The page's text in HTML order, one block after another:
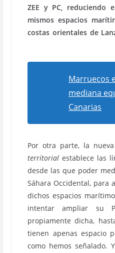
ZEE y PC, reduciendo
mismos espacios
costas orientales de
Marruecos
mediana
Canarias
Por otra parte, la
territorialestablece las
desde las que poder
Sáhara Occidental, para
dichos espacios
intentar ampliar
propiamente dicha,
tienen apenas espacio
como hemos señalado.